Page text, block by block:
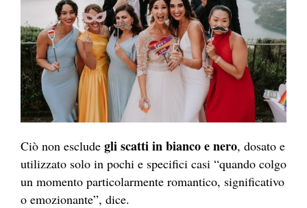
Ciò non esclude gli scatti in bianco e nero, dosato e
utilizzato solo in pochi e specifici casi “quando colgo
un momento particolarmente romantico, significativo
o emozionante”, dice.